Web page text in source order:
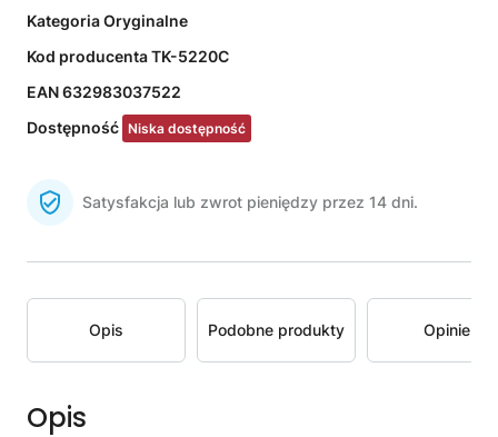
KategoriaOryginalne
Kod producentaTK-5220C
EAN632983037522
Dostępność Niska dostępność
Satysfakcja lub zwrot pieniędzy przez 14 dni.
Opis Podobne produkty Opinie
Opis